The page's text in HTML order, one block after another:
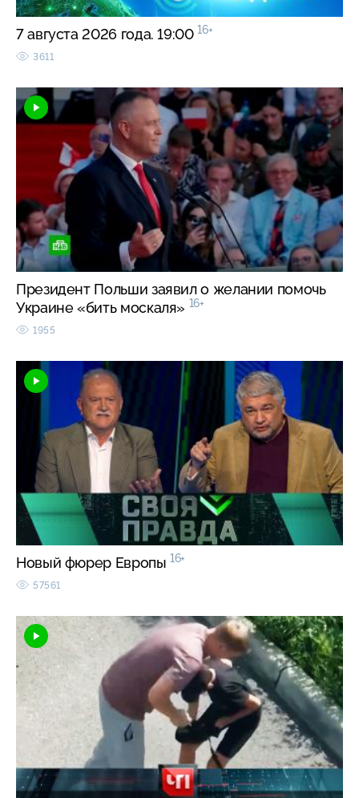
7 августа 2026 года. 19:00 16+
3611
Президент Польши заявил о желании помочь
Украине «бить москаля» 16+
1955
Новый фюрер Европы 16+
57561